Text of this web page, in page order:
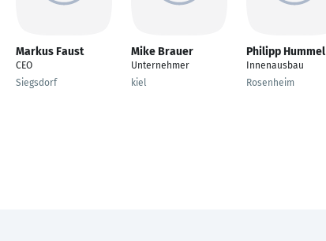
Markus Faust
CEO
Siegsdorf
Mike Brauer
Unternehmer
kiel
Philipp Hummel
Innenausbau
Rosenheim